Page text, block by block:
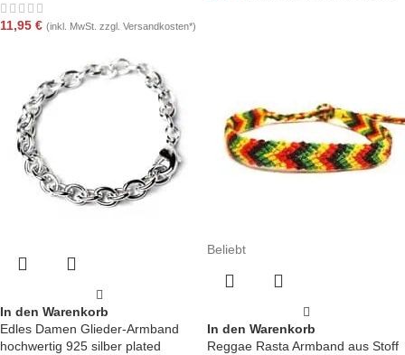
11,95 € (inkl. MwSt. zzgl. Versandkosten*)
In den Warenkorb
Edles Damen Glieder-Armband
hochwertig 925 silber plated
Beliebt
In den Warenkorb
Reggae Rasta Armband aus Stoff